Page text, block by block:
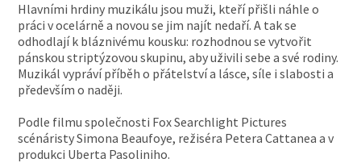
Hlavními hrdiny muzikálu jsou muži, kteří přišli náhle o
práci v ocelárně a novou se jim najít nedaří. A tak se
odhodlají k bláznivému kousku: rozhodnou se vytvořit
pánskou striptýzovou skupinu, aby uživili sebe a své rodiny.
Muzikál vypráví příběh o přátelství a lásce, síle i slabosti a
především o naději.
Podle filmu společnosti Fox Searchlight Pictures
scénáristy Simona Beaufoye, režiséra Petera Cattanea a v
produkci Uberta Pasoliniho.